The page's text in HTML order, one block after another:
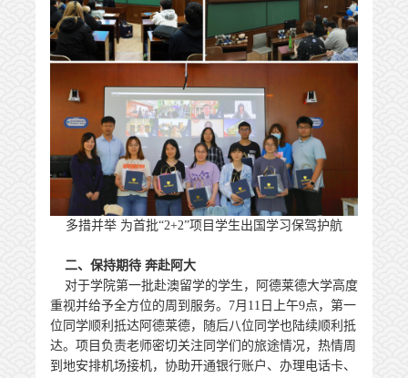
多措并举 为首批“2+2”项目学生出国学习保驾护航
二、保持期待 奔赴阿大
对于学院第一批赴澳留学的学生，阿德莱德大学高度
重视并给予全方位的周到服务。7月11日上午9点，第一
位同学顺利抵达阿德莱德，随后八位同学也陆续顺利抵
达。项目负责老师密切关注同学们的旅途情况，热情周
到地安排机场接机，协助开通银行账户、办理电话卡、